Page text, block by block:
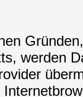
werden